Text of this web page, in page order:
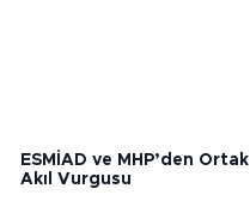
ESMİAD ve MHP’den Ortak
Akıl Vurgusu